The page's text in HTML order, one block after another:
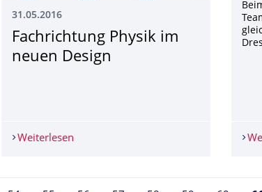
öffentlich
31.05.2016
Fachrichtung Physik im
neuen Design
Weiterlesen Fachrichtung Physik im neuen Design